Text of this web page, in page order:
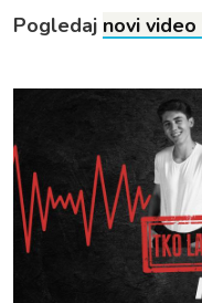
Pogledaj novi video